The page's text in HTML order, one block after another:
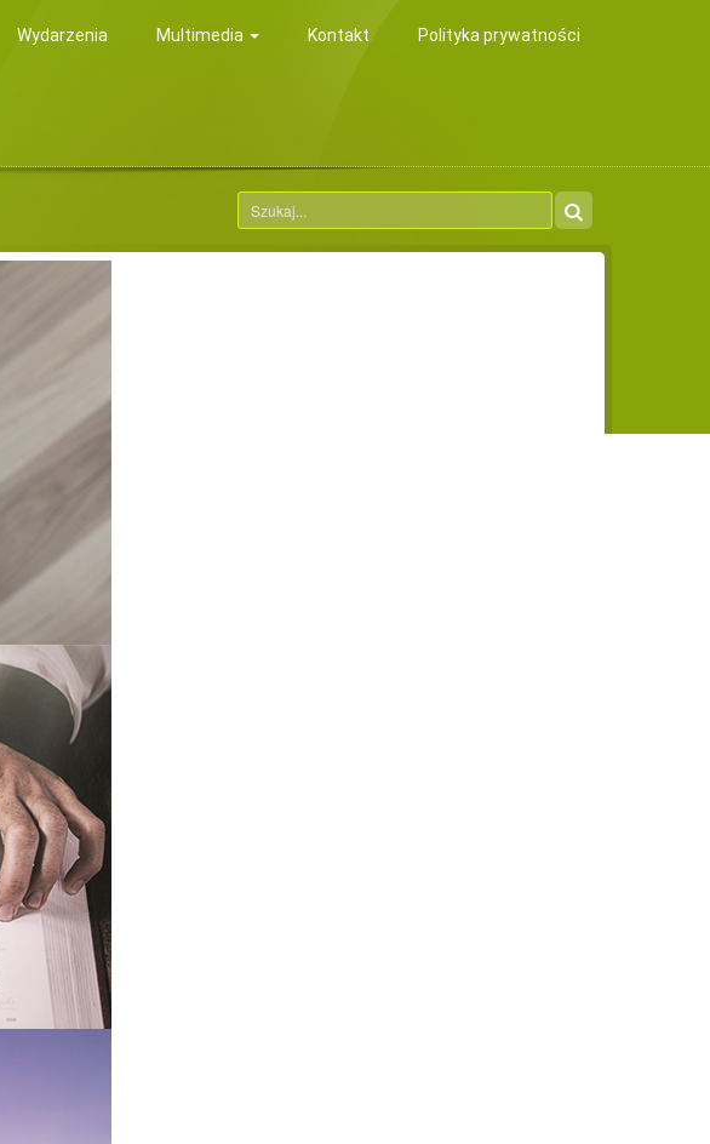
Wydarzenia Multimedia Kontakt Polityka prywatności